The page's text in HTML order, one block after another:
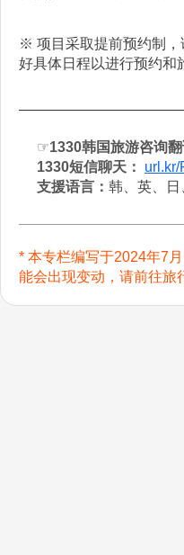
※ 项目采取提前预约制，
好具体日程以进行预约和
☞1330韩国旅游咨询
1330短信聊天：
url.kr/
支援语言： 韩、英、
* 本专栏编写于2024年7
能会出现变动，请前往旅